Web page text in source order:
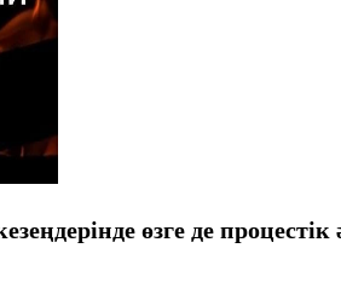
өзге де